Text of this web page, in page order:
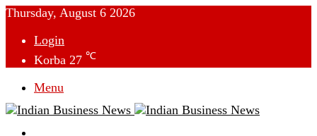
Thursday, August 6 2026
Login
Korba 27 ℃
Menu